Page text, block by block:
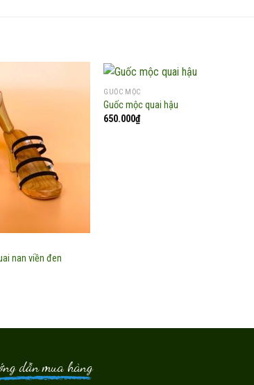
nan viền đen
GUỐC MỘC
Guốc mộc quai hậu
650.000₫
dẫn mua hàng